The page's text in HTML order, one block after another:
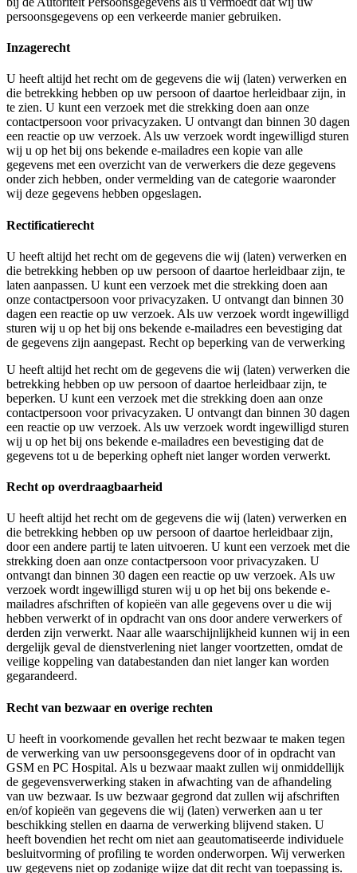
persoonsgegevens op een verkeerde manier gebruiken.
Inzagerecht
U heeft altijd het recht om de gegevens die wij (laten) verwerken en
die betrekking hebben op uw persoon of daartoe herleidbaar zijn, in
te zien. U kunt een verzoek met die strekking doen aan onze
contactpersoon voor privacyzaken. U ontvangt dan binnen 30 dagen
een reactie op uw verzoek. Als uw verzoek wordt ingewilligd sturen
wij u op het bij ons bekende e-mailadres een kopie van alle
gegevens met een overzicht van de verwerkers die deze gegevens
onder zich hebben, onder vermelding van de categorie waaronder
wij deze gegevens hebben opgeslagen.
Rectificatierecht
U heeft altijd het recht om de gegevens die wij (laten) verwerken en
die betrekking hebben op uw persoon of daartoe herleidbaar zijn, te
laten aanpassen. U kunt een verzoek met die strekking doen aan
onze contactpersoon voor privacyzaken. U ontvangt dan binnen 30
dagen een reactie op uw verzoek. Als uw verzoek wordt ingewilligd
sturen wij u op het bij ons bekende e-mailadres een bevestiging dat
de gegevens zijn aangepast. Recht op beperking van de verwerking
U heeft altijd het recht om de gegevens die wij (laten) verwerken die
betrekking hebben op uw persoon of daartoe herleidbaar zijn, te
beperken. U kunt een verzoek met die strekking doen aan onze
contactpersoon voor privacyzaken. U ontvangt dan binnen 30 dagen
een reactie op uw verzoek. Als uw verzoek wordt ingewilligd sturen
wij u op het bij ons bekende e-mailadres een bevestiging dat de
gegevens tot u de beperking opheft niet langer worden verwerkt.
Recht op overdraagbaarheid
U heeft altijd het recht om de gegevens die wij (laten) verwerken en
die betrekking hebben op uw persoon of daartoe herleidbaar zijn,
door een andere partij te laten uitvoeren. U kunt een verzoek met die
strekking doen aan onze contactpersoon voor privacyzaken. U
ontvangt dan binnen 30 dagen een reactie op uw verzoek. Als uw
verzoek wordt ingewilligd sturen wij u op het bij ons bekende e-
mailadres afschriften of kopieën van alle gegevens over u die wij
hebben verwerkt of in opdracht van ons door andere verwerkers of
derden zijn verwerkt. Naar alle waarschijnlijkheid kunnen wij in een
dergelijk geval de dienstverlening niet langer voortzetten, omdat de
veilige koppeling van databestanden dan niet langer kan worden
gegarandeerd.
Recht van bezwaar en overige rechten
U heeft in voorkomende gevallen het recht bezwaar te maken tegen
de verwerking van uw persoonsgegevens door of in opdracht van
GSM en PC Hospital. Als u bezwaar maakt zullen wij onmiddellijk
de gegevensverwerking staken in afwachting van de afhandeling
van uw bezwaar. Is uw bezwaar gegrond dat zullen wij afschriften
en/of kopieën van gegevens die wij (laten) verwerken aan u ter
beschikking stellen en daarna de verwerking blijvend staken. U
heeft bovendien het recht om niet aan geautomatiseerde individuele
besluitvorming of profiling te worden onderworpen. Wij verwerken
uw gegevens niet op zodanige wijze dat dit recht van toepassing is.